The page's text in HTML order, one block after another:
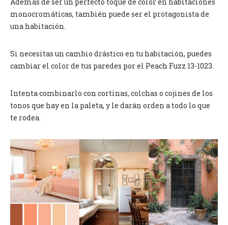
monocromáticas, también puede ser el protagonista de
una habitación.
Si necesitas un cambio drástico en tu habitación, puedes
cambiar el color de tus paredes por el Peach Fuzz 13-1023.
Intenta combinarlo con cortinas, colchas o cojines de los
tonos que hay en la paleta, y le darán orden a todo lo que
te rodea.